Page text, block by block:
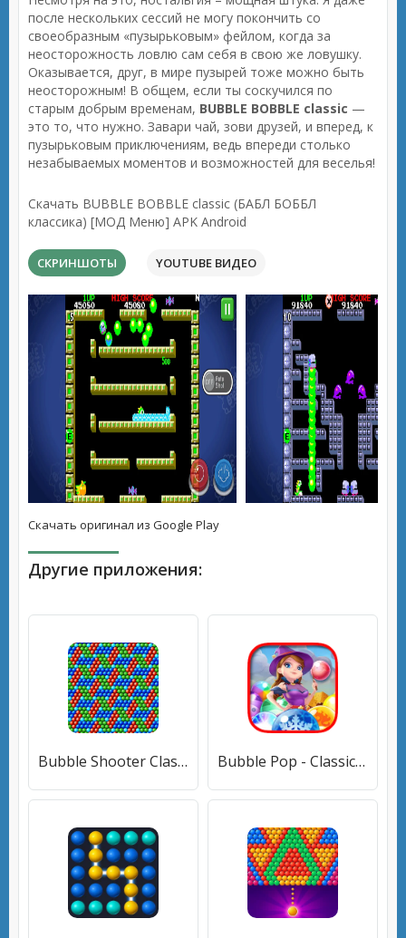
после нескольких сессий не могу покончить со
своеобразным «пузырьковым» фейлом, когда за
неосторожность ловлю сам себя в свою же ловушку.
Оказывается, друг, в мире пузырей тоже можно быть
неосторожным! В общем, если ты соскучился по
старым добрым временам, BUBBLE BOBBLE classic —
это то, что нужно. Завари чай, зови друзей, и вперед, к
пузырьковым приключениям, ведь впереди столько
незабываемых моментов и возможностей для веселья!
Скачать BUBBLE BOBBLE classic (БАБЛ БОББЛ
классика) [МОД Меню] APK Android
СКРИНШОТЫ YOUTUBE ВИДЕО
Скачать оригинал из Google Play
Другие приложения:
Bubble Shooter Classic (Бабл Шутер Классик) [МОД Unlocked] APK Android Bubble Pop - Classic Bubble Sh (Бабл Поп) [МОД Premium] APK Android